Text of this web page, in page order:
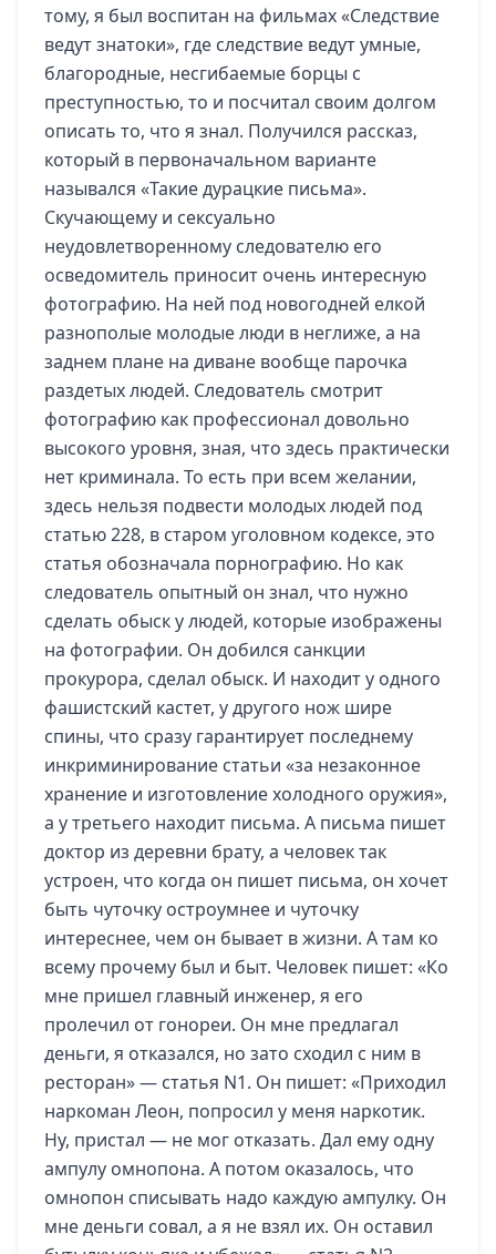
тому, я был воспитан на фильмах «Следствие
ведут знатоки», где следствие ведут умные,
благородные, несгибаемые борцы с
преступностью, то и посчитал своим долгом
описать то, что я знал. Получился рассказ,
который в первоначальном варианте
назывался «Такие дурацкие письма».
Скучающему и сексуально
неудовлетворенному следователю его
осведомитель приносит очень интересную
фотографию. На ней под новогодней елкой
разнополые молодые люди в неглиже, а на
заднем плане на диване вообще парочка
раздетых людей. Следователь смотрит
фотографию как профессионал довольно
высокого уровня, зная, что здесь практически
нет криминала. То есть при всем желании,
здесь нельзя подвести молодых людей под
статью 228, в старом уголовном кодексе, это
статья обозначала порнографию. Но как
следователь опытный он знал, что нужно
сделать обыск у людей, которые изображены
на фотографии. Он добился санкции
прокурора, сделал обыск. И находит у одного
фашистский кастет, у другого нож шире
спины, что сразу гарантирует последнему
инкриминирование статьи «за незаконное
хранение и изготовление холодного оружия»,
а у третьего находит письма. А письма пишет
доктор из деревни брату, а человек так
устроен, что когда он пишет письма, он хочет
быть чуточку остроумнее и чуточку
интереснее, чем он бывает в жизни. А там ко
всему прочему был и быт. Человек пишет: «Ко
мне пришел главный инженер, я его
пролечил от гонореи. Он мне предлагал
деньги, я отказался, но зато сходил с ним в
ресторан» — статья N1. Он пишет: «Приходил
наркоман Леон, попросил у меня наркотик.
Ну, пристал — не мог отказать. Дал ему одну
ампулу омнопона. А потом оказалось, что
омнопон списывать надо каждую ампулку. Он
мне деньги совал, а я не взял их. Он оставил